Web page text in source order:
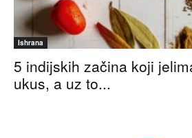
Ishrana
5 indijskih začina koji
ukus, a uz to...